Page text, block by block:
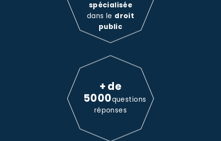
spécialisée
dans le droit
public
+ de
5000questions
réponses